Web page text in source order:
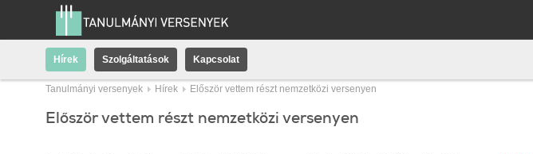
Hírek Szolgáltatások Kapcsolat
Tanulmányi versenyek Hírek Először vettem részt nemzetközi versenyen
Először vettem részt nemzetközi versenyen